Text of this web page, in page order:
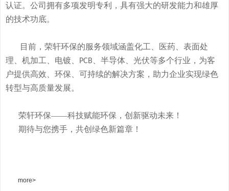
认证。公司拥有多项发明专利，具有强大的研发能力和雄厚
的技术功底。
目前，荣轩环保的服务领域涵盖化工、医药、表面处
理、机加工、电镀、
PCB
、半导体、光伏等多个行业，为客
户提供高效、环保、可持续的解决方案，助力企业实现绿色
转型与高质量发展。
荣轩环保——科技赋能环保，创新驱动未来！
期待与您携手，共创绿色新篇章！
more>